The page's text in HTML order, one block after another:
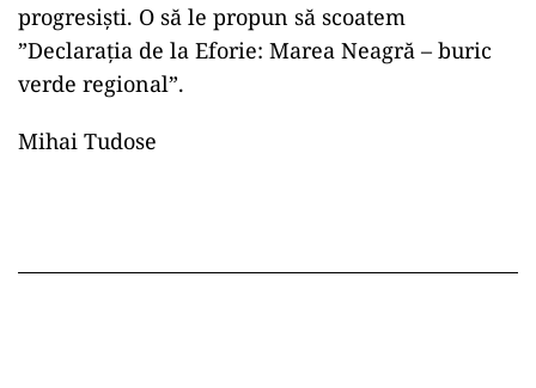
progresiști. O să le propun să scoatem
”Declarația de la Eforie: Marea Neagră – buric
verde regional”.
Mihai Tudose